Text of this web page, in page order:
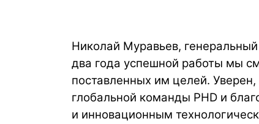
Николай Муравьев,
два года успешной работы мы
поставленных им целей.
глобальной команды PHD и
и инновационным